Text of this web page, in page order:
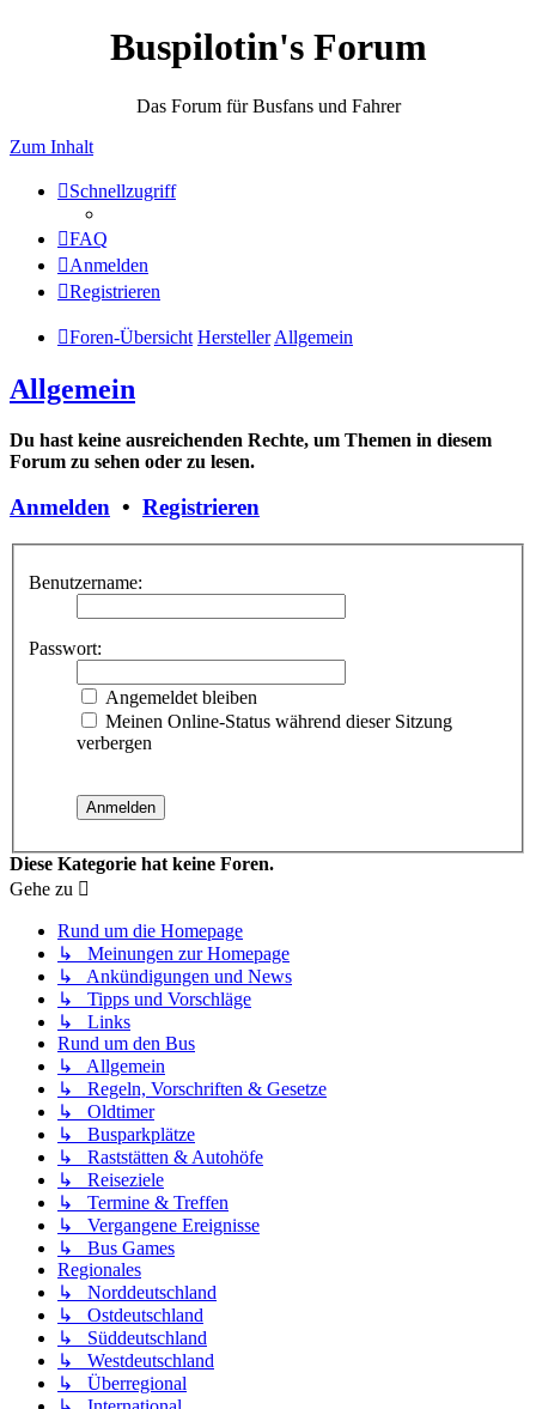
Buspilotin's Forum
Das Forum für Busfans und Fahrer
Zum Inhalt
Schnellzugriff
FAQ
Anmelden
Registrieren
Foren-Übersicht Hersteller Allgemein
Allgemein
Du hast keine ausreichenden Rechte, um Themen in diesem
Forum zu sehen oder zu lesen.
Anmelden • Registrieren
Benutzername:
Passwort:
Angemeldet bleiben
Meinen Online-Status während dieser Sitzung
verbergen
Diese Kategorie hat keine Foren.
Gehe zu
Rund um die Homepage
↳ Meinungen zur Homepage
↳ Ankündigungen und News
↳ Tipps und Vorschläge
↳ Links
Rund um den Bus
↳ Allgemein
↳ Regeln, Vorschriften & Gesetze
↳ Oldtimer
↳ Busparkplätze
↳ Raststätten & Autohöfe
↳ Reiseziele
↳ Termine & Treffen
↳ Vergangene Ereignisse
↳ Bus Games
Regionales
↳ Norddeutschland
↳ Ostdeutschland
↳ Süddeutschland
↳ Westdeutschland
↳ Überregional